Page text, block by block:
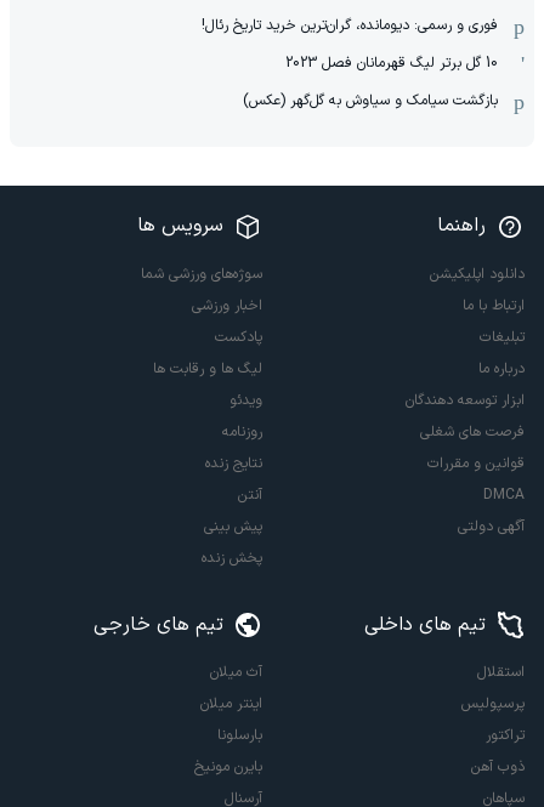
فوری و رسمی: دیومانده، گران‌ترین خرید تاریخ رئال!
10 گل برتر لیگ قهرمانان فصل 2023
بازگشت سیامک و سیاوش به گل‌گهر (عکس)
راهنما
دانلود اپلیکیشن
ارتباط با ما
تبلیغات
درباره ما
ابزار توسعه دهندگان
فرصت های شغلی
قوانین و مقررات
DMCA
آگهی دولتی
سرویس ها
سوژه‌های ورزشی شما
اخبار ورزشی
پادکست
لیگ ها و رقابت ها
ویدئو
روزنامه
نتایج زنده
آنتن
پیش بینی
پخش زنده
تیم های داخلی
استقلال
پرسپولیس
تراکتور
ذوب آهن
سپاهان
تیم های خارجی
آث میلان
اینتر میلان
بارسلونا
بایرن مونیخ
آرسنال